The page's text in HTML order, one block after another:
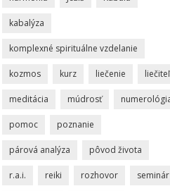
kabalýza
komplexné spirituálne vzdelanie
kozmos kurz liečenie liečiteľ
meditácia múdrosť
pomoc poznanie
párová analýza pôvod života
r.a.i. reiki rozhovor seminár